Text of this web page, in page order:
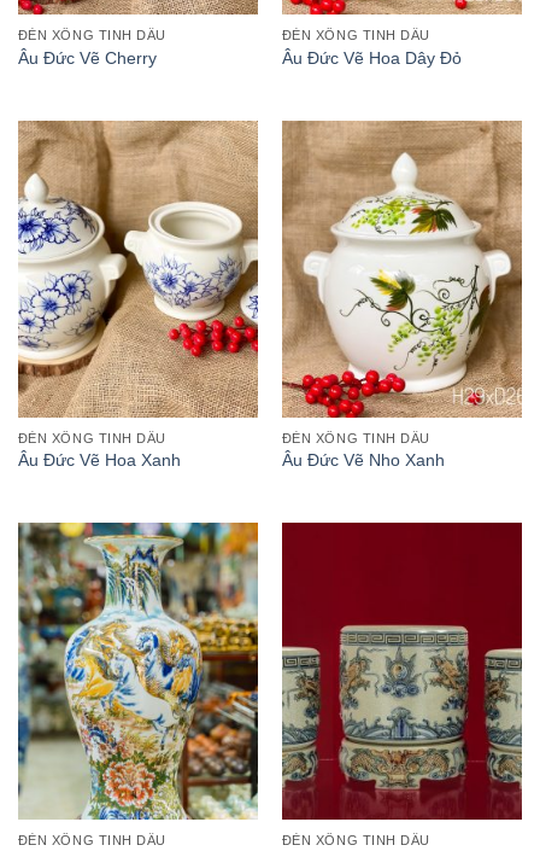
ĐÈN XÔNG TINH DẦU
Âu Đức Vẽ Cherry
ĐÈN XÔNG TINH DẦU
Âu Đức Vẽ Hoa Dây Đỏ
ĐÈN XÔNG TINH DẦU
Âu Đức Vẽ Hoa Xanh
ĐÈN XÔNG TINH DẦU
Âu Đức Vẽ Nho Xanh
ĐÈN XÔNG TINH DẦU ĐÈN XÔNG TINH DẦU